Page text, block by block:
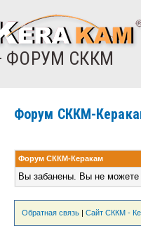
ФОРУМ СККМ
Форум СККМ-
Форум СККМ-Керакам
Вы забанены. Вы не можете
Обратная связь | Сайт СККМ -